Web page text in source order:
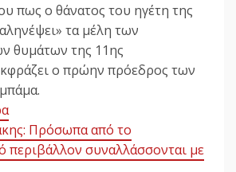
πως ο θάνατος του ηγέτη της
τα μέλη των
θυμάτων της 11ης
ο πρώην πρόεδρος των
Πρόσωπα από το
περιβάλλον συναλλάσσονται με